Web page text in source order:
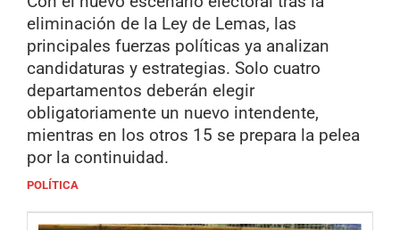
eliminación de la Ley de Lemas, las
principales fuerzas políticas ya analizan
candidaturas y estrategias. Solo cuatro
departamentos deberán elegir
obligatoriamente un nuevo intendente,
mientras en los otros 15 se prepara la pelea
por la continuidad.
POLÍTICA